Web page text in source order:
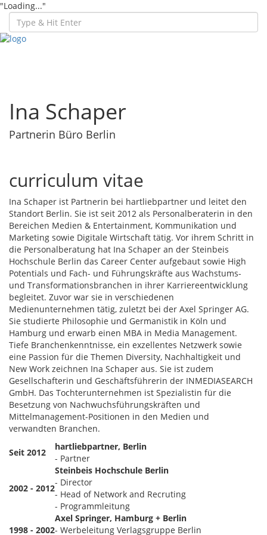
"Loading..."
Ina Schaper
Partnerin Büro Berlin
curriculum vitae
Ina Schaper ist Partnerin bei hartliebpartner und leitet den
Standort Berlin. Sie ist seit 2012 als Personalberaterin in den
Bereichen Medien & Entertainment, Kommunikation und
Marketing sowie Digitale Wirtschaft tätig. Vor ihrem Schritt in
die Personalberatung hat Ina Schaper an der Steinbeis
Hochschule Berlin das Career Center aufgebaut sowie High
Potentials und Fach- und Führungskräfte aus Wachstums-
und Transformationsbranchen in ihrer Karriereentwicklung
begleitet. Zuvor war sie in verschiedenen
Medienunternehmen tätig, zuletzt bei der Axel Springer AG.
Sie studierte Philosophie und Germanistik in Köln und
Hamburg und erwarb einen MBA in Media Management.
Tiefe Branchenkenntnisse, ein exzellentes Netzwerk sowie
eine Passion für die Themen Diversity, Nachhaltigkeit und
New Work zeichnen Ina Schaper aus. Sie ist zudem
Gesellschafterin und Geschäftsführerin der INMEDIASEARCH
GmbH. Das Tochterunternehmen ist Spezialistin für die
Besetzung von Nachwuchsführungskräften und
Mittelmanagement-Positionen in den Medien und
verwandten Branchen.
Seit 2012
hartliebpartner, Berlin
- Partner
2002 - 2012
Steinbeis Hochschule Berlin
- Director
- Head of Network and Recruting
- Programmleitung
1998 - 2002
Axel Springer, Hamburg + Berlin
- Werbeleitung Verlagsgruppe Berlin